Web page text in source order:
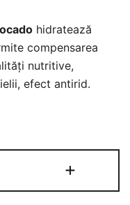
hidratează
compensarea
nutritive,
efect antirid.
+